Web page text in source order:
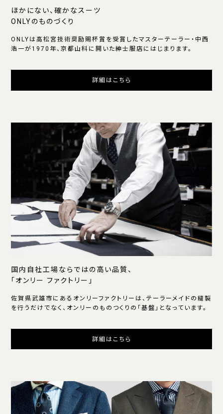
ほかにない、確かなスーツ
ONLYのものづくり
ONLYは高松宮技術奨励賜杯賞を受賞したマスターテーラー・中西
浩一が1970年、京都山科に開いた紳士服店にはじまります。
詳細はこちら
国内自社工場ならではの高い品質、
「オンリー ファクトリー」
佐賀県武雄市にあるオンリーファクトリーは、テーラーメイドの縫製
を行うだけでなく、オンリーのものつくりの「基盤」となっています。
詳細はこちら